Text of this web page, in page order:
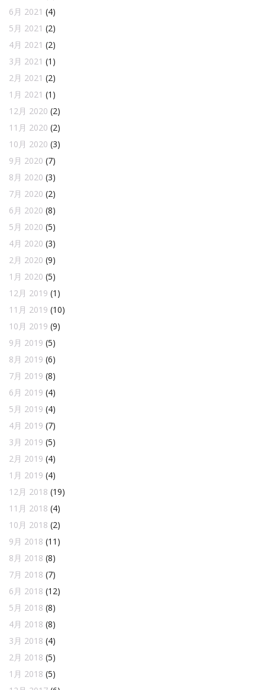
6月 2021 (4)
5月 2021 (2)
4月 2021 (2)
3月 2021 (1)
2月 2021 (2)
1月 2021 (1)
12月 2020 (2)
11月 2020 (2)
10月 2020 (3)
9月 2020 (7)
8月 2020 (3)
7月 2020 (2)
6月 2020 (8)
5月 2020 (5)
4月 2020 (3)
2月 2020 (9)
1月 2020 (5)
12月 2019 (1)
11月 2019 (10)
10月 2019 (9)
9月 2019 (5)
8月 2019 (6)
7月 2019 (8)
6月 2019 (4)
5月 2019 (4)
4月 2019 (7)
3月 2019 (5)
2月 2019 (4)
1月 2019 (4)
12月 2018 (19)
11月 2018 (4)
10月 2018 (2)
9月 2018 (11)
8月 2018 (8)
7月 2018 (7)
6月 2018 (12)
5月 2018 (8)
4月 2018 (8)
3月 2018 (4)
2月 2018 (5)
1月 2018 (5)